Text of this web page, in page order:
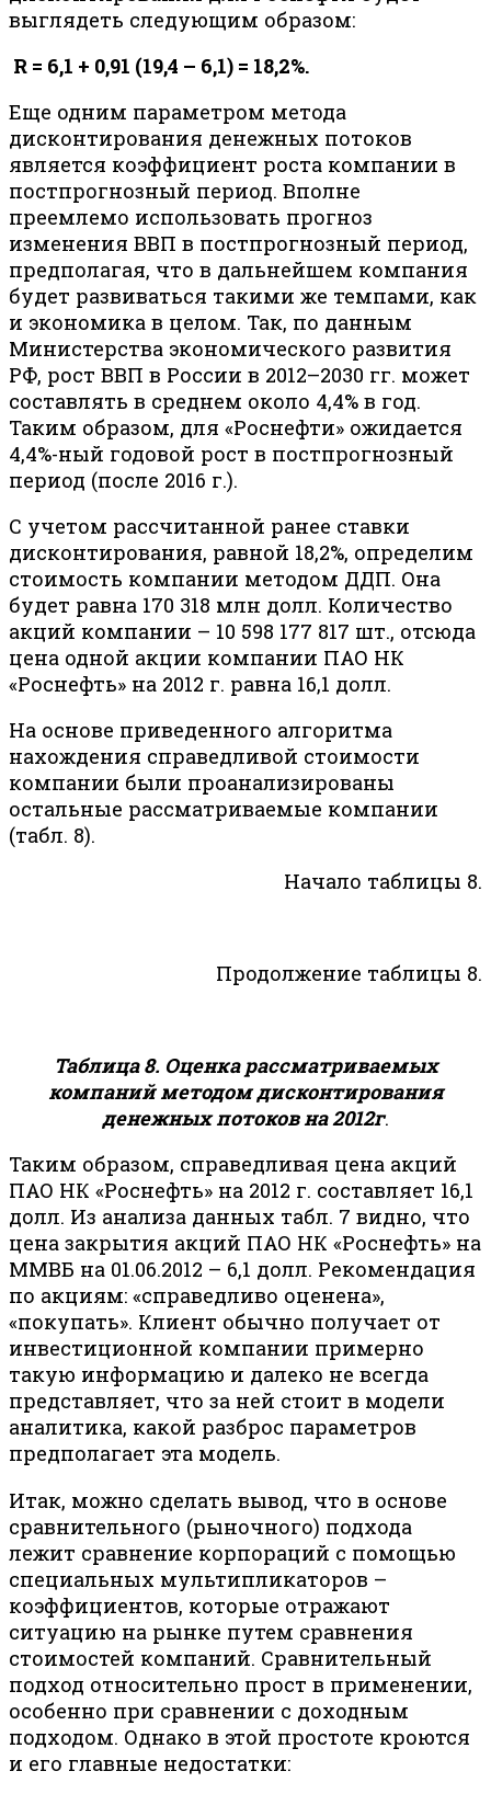
выглядеть следующим образом:
R = 6,1 + 0,91 (19,4 – 6,1) = 18,2%.
Еще одним параметром метода
дисконтирования денежных потоков
является коэффициент роста компании в
постпрогнозный период. Вполне
преемлемо использовать прогноз
изменения ВВП в постпрогнозный период,
предполагая, что в дальнейшем компания
будет развиваться такими же темпами, как
и экономика в целом. Так, по данным
Министерства экономического развития
РФ, рост ВВП в России в 2012–2030 гг. может
составлять в среднем около 4,4% в год.
Таким образом, для «Роснефти» ожидается
4,4%-ный годовой рост в постпрогнозный
период (после 2016 г.).
С учетом рассчитанной ранее ставки
дисконтирования, равной 18,2%, определим
стоимость компании методом ДДП. Она
будет равна 170 318 млн долл. Количество
акций компании – 10 598 177 817 шт., отсюда
цена одной акции компании ПАО НК
«Роснефть» на 2012 г. равна 16,1 долл.
На основе приведенного алгоритма
нахождения справедливой стоимости
компании были проанализированы
остальные рассматриваемые компании
(табл. 8).
Начало таблицы 8.
Продолжение таблицы 8.
Таблица 8. Оценка рассматриваемых
компаний методом дисконтирования
денежных потоков на 2012г.
Таким образом, справедливая цена акций
ПАО НК «Роснефть» на 2012 г. составляет 16,1
долл. Из анализа данных табл. 7 видно, что
цена закрытия акций ПАО НК «Роснефть» на
ММВБ на 01.06.2012 – 6,1 долл. Рекомендация
по акциям: «справедливо оценена»,
«покупать». Клиент обычно получает от
инвестиционной компании примерно
такую информацию и далеко не всегда
представляет, что за ней стоит в модели
аналитика, какой разброс параметров
предполагает эта модель.
Итак, можно сделать вывод, что в основе
сравнительного (рыночного) подхода
лежит сравнение корпораций с помощью
специальных мультипликаторов –
коэффициентов, которые отражают
ситуацию на рынке путем сравнения
стоимостей компаний. Сравнительный
подход относительно прост в применении,
особенно при сравнении с доходным
подходом. Однако в этой простоте кроются
и его главные недостатки: